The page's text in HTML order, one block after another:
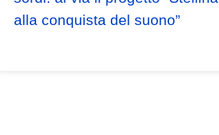
alla conquista del suono”